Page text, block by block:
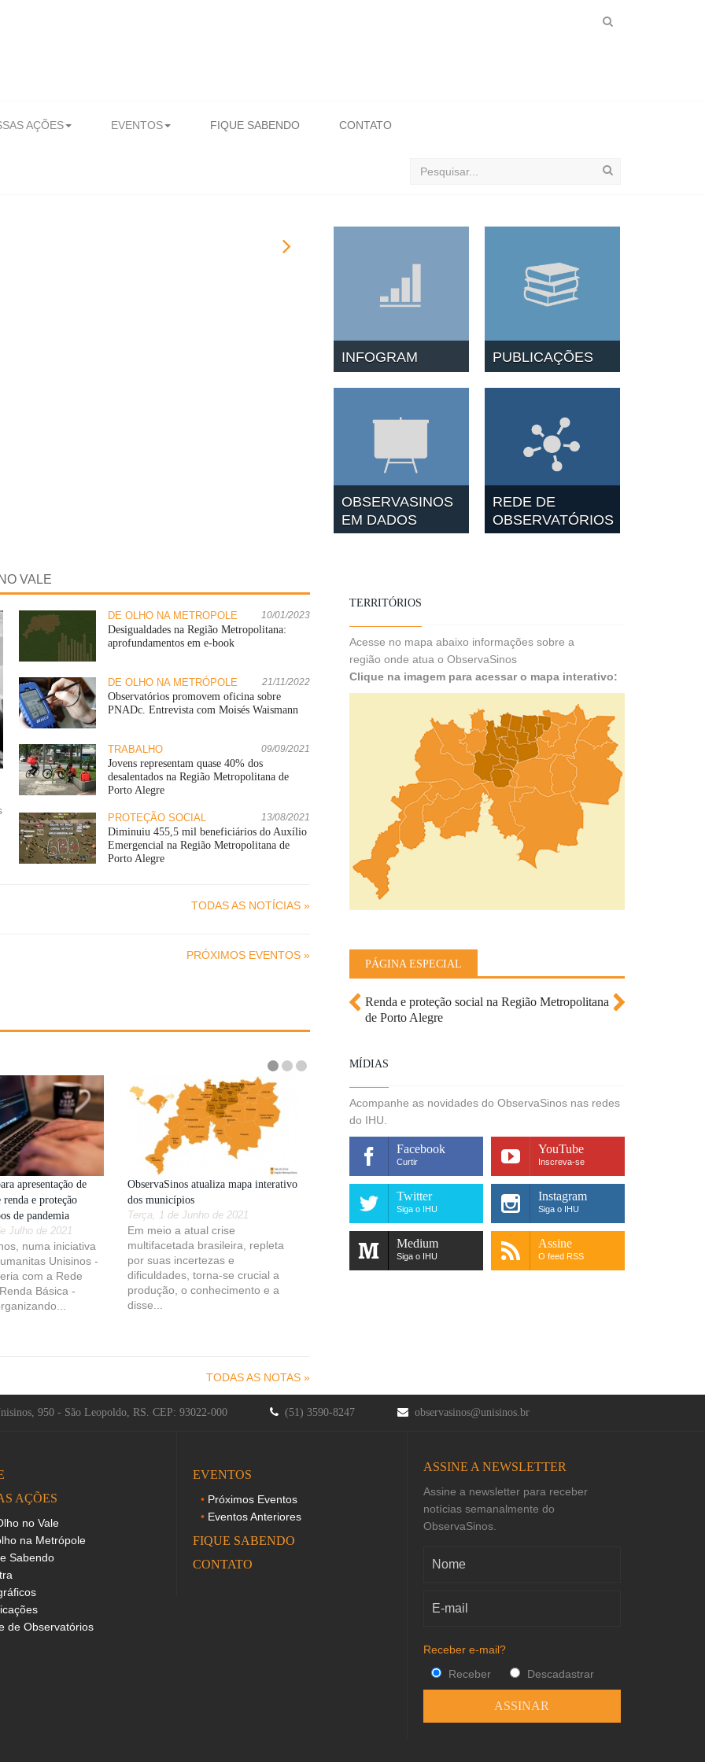
AÇÕES EVENTOS FIQUE SABENDO CONTATO
Buscar
INFOGRAM PUBLICAÇÕES
OBSERVASINOS
EM DADOS
REDE DE
OBSERVATÓRIOS
VALE
DE OLHO NA METRÓPOLE 10/01/2023
Desigualdades na Região Metropolitana:
aprofundamentos em e-book
DE OLHO NA METRÓPOLE 21/11/2022
Observatórios promovem oficina sobre
PNADc. Entrevista com Moisés Waismann
TRABALHO 09/09/2021
Jovens representam quase 40% dos
desalentados na Região Metropolitana de
Porto Alegre
PROTEÇÃO SOCIAL 13/08/2021
Diminuiu 455,5 mil beneficiários do Auxílio
Emergencial na Região Metropolitana de
Porto Alegre
TODAS AS NOTÍCIAS »
PRÓXIMOS EVENTOS »
apresentação de
renda e proteção
de pandemia
Julho de 2021
numa iniciativa
Unisinos -
com a Rede
Básica -
ObservaSinos atualiza mapa interativo
dos municípios
Terça, 1 de Junho de 2021
Em meio a atual crise
multifacetada brasileira, repleta
por suas incertezas e
dificuldades, torna-se crucial a
produção, o conhecimento e a
disse...
TODAS AS NOTAS »
TERRITÓRIOS
Acesse no mapa abaixo informações sobre a
região onde atua o ObservaSinos
Clique na imagem para acessar o mapa interativo:
PÁGINA ESPECIAL
Renda e proteção social na Região Metropolitana
de Porto Alegre
Mundo do trabalho na Região Metropolitana de
Porto Alegre
MÍDIAS
Acompanhe as novidades do ObservaSinos nas redes
do IHU.
Facebook
Curtir
YouTube
Inscreva-se
Twitter
Siga o IHU
Instagram
Siga o IHU
Medium
Siga o IHU
Assine
O feed RSS
950 - São Leopoldo, RS. CEP: 93022-000 (51) 3590-8247 observasinos@unisinos.br
AÇÕES
no Vale
na Metrópole
Sabendo
de Observatórios
EVENTOS
Próximos Eventos
Eventos Anteriores
FIQUE SABENDO
CONTATO
ASSINE A NEWSLETTER
Assine a newsletter para receber
notícias semanalmente do
ObservaSinos.
Receber e-mail?
Receber
Descadastrar